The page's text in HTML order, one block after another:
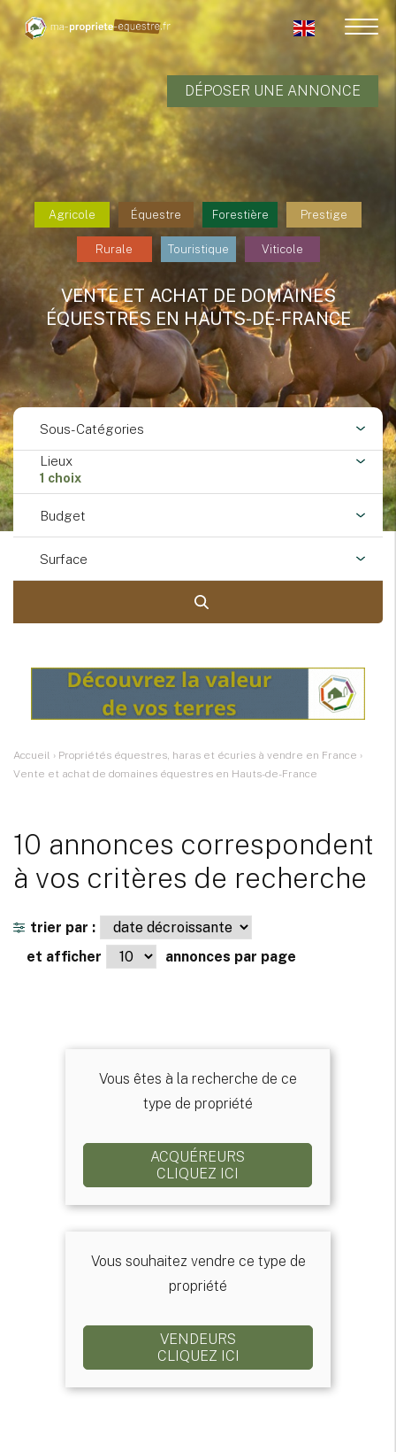
DÉPOSER UNE ANNONCE
Agricole Équestre Forestière Prestige
Rurale Touristique Viticole
VENTE ET ACHAT DE DOMAINES
ÉQUESTRES EN HAUTS-DE-FRANCE
Sous-Catégories
Lieux
1 choix
Budget
Surface
Accueil › Propriétés équestres, haras et écuries à vendre en France ›
Vente et achat de domaines équestres en Hauts-de-France
10 annonces correspondent
à vos critères de recherche
trier par :
et afficher
annonces par page
Vous êtes à la recherche de ce
type de propriété
ACQUÉREURS
CLIQUEZ ICI
Vous souhaitez vendre ce type de
propriété
VENDEURS
CLIQUEZ ICI